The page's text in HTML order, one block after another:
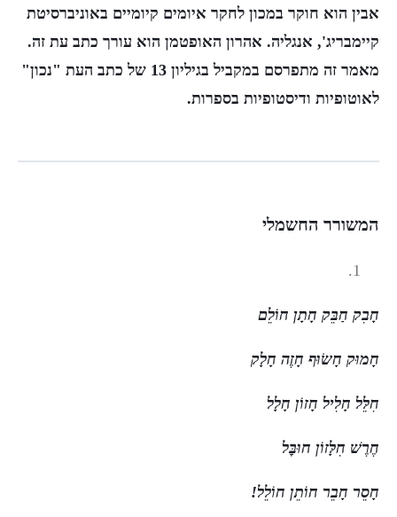
אבין הוא חוקר במכון לחקר איומים קיומיים באוניברסיטת
קיימבריג', אנגליה. אהרון האופטמן הוא עורך כתב עת זה.
מאמר זה מתפרסם במקביל בגיליון 13 של כתב העת "נכון"
לאוטופיות ודיסטופיות בספרות.
המשורר החשמלי
חָבִק חַבֵּק חָתָן חוֹלֵם
חָמוּק חָשׂוּף חָזֶה חָלָק
חִלֵּל חָלִיל חָזוֹן חָלָל
חֶרֶשׁ חִלָּזוֹן חוּבׇּל
חָסֵר חָבֵר חוֹתֵן חוֹלֵל!